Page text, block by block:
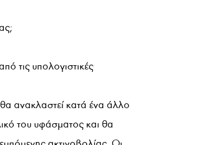
τις υπολογιστικές
ανακλαστεί κατά ένα άλλο
του υφάσματος και θα